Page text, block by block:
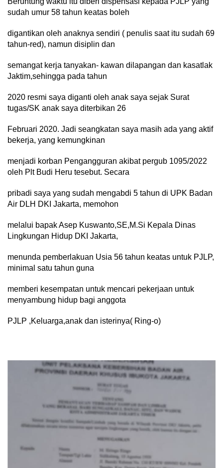
sudah umur 58 tahun keatas boleh
digantikan oleh anaknya sendiri ( penulis saat itu sudah 69
tahun-red), namun disiplin dan
semangat kerja tanyakan- kawan dilapangan dan kasatlak
Jaktim,sehingga pada tahun
2020 resmi saya diganti oleh anak saya sejak Surat
tugas/SK anak saya diterbikan 26
Februari 2020. Jadi seangkatan saya masih ada yang aktif
bekerja, yang kemungkinan
menjadi korban Pengangguran akibat pergub 1095/2022
oleh Plt Budi Heru tesebut. Secara
pribadi saya yang sudah mengabdi 5 tahun di UPK Badan
Air DLH DKI Jakarta, memohon
melalui bapak Asep Kuswanto,SE,M.Si Kepala Dinas
Lingkungan Hidup DKI Jakarta,
menunda pemberlakuan Usia 56 tahun keatas untuk PJLP,
minimal satu tahun guna
memberi kesempatan untuk mencari pekerjaan untuk
menyambung hidup bagi anggota
PJLP ,Keluarga,anak dan isterinya( Ring-o)